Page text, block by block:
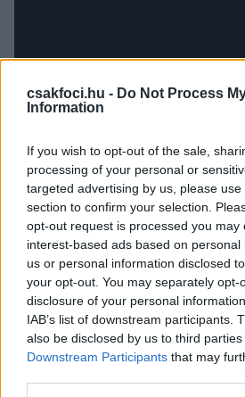
csakfoci.hu - Do Not Process
Information
If you wish to opt-out of the sale,
processing of your personal or
targeted advertising by us, please
section to confirm your selection.
opt-out request is processed you may
interest-based ads based on
us or personal information disclosed
your opt-out. You may separately opt-
disclosure of your personal
IAB’s list of downstream participants.
also be disclosed by us to third
Downstream Participants that may
Itt állíthatod be, hogy a
között legyen a
Tetszett a cikk?
Link másolása
CÍMKÉK: #VIDEÓ #BORUSSIA